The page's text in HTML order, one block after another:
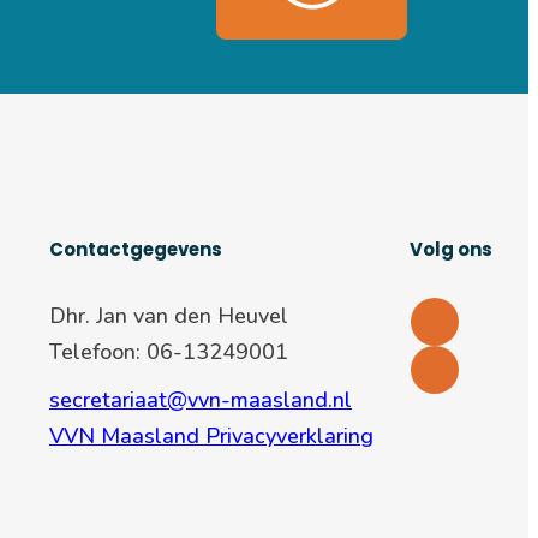
Contactgegevens
Dhr. Jan van den Heuvel
Telefoon: 06-13249001
secretariaat@vvn-maasland.nl
VVN Maasland Privacyverklaring
Volg ons